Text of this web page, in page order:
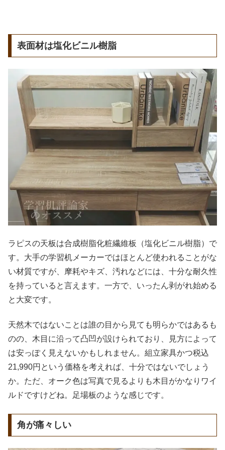
表面材は塩化ビニル樹脂
ラピスの天板は合成樹脂化粧繊維板（塩化ビニル樹脂）で
す。大手の学習机メーカーではほとんど使われることがな
い材質ですが、摩耗やキズ、汚れなどには、十分な耐久性
を持っていると言えます。一方で、いったん剥がれ始める
と大変です。
天然木ではないことは誰の目から見ても明らかではあるも
のの、木目に沿って凸凹が設けられており、見方によって
は安っぽく見えないかもしれません。組立家具かつ税込
21,990円という価格を考えれば、十分ではないでしょう
か。ただ、オーク色は写真で見るよりも木目がかなりワイ
ルドですけどね。足場板のような感じです。
角が痛々しい